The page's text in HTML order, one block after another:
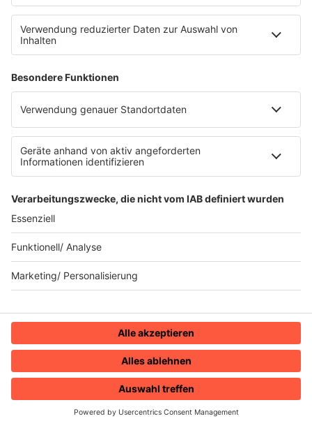
HOME RADIOS MENÜ
Hier abstimmen
Sender
80s80s Sendeplan
Die 80s80s App
The Story / 80s80s